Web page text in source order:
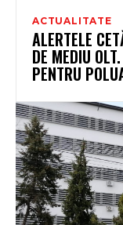
ACTUALITATE
ALERTELE
DE MEDIU
PENTRU